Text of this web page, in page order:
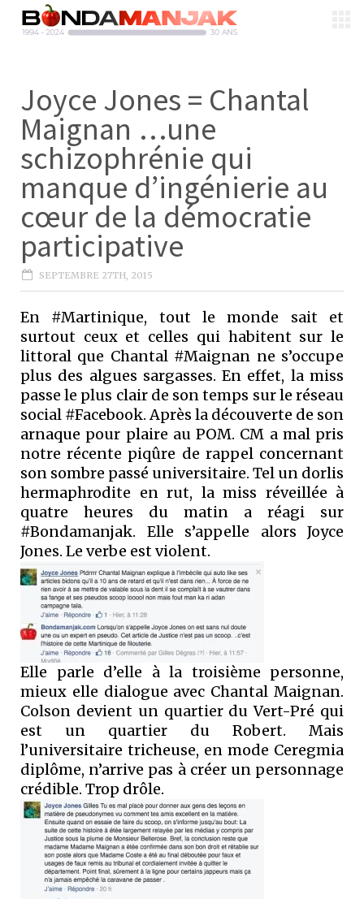
Joyce Jones = Chantal
Maignan …une
schizophrénie qui
manque d’ingénierie au
cœur de la démocratie
participative
SEPTEMBRE 27TH, 2015
En #Martinique, tout le monde sait et
surtout ceux et celles qui habitent sur le
littoral que Chantal #Maignan ne s’occupe
plus des algues sargasses. En effet, la miss
passe le plus clair de son temps sur le réseau
social #Facebook. Après la découverte de son
arnaque pour plaire au POM. CM a mal pris
notre récente piqûre de rappel concernant
son sombre passé universitaire. Tel un dorlis
hermaphrodite en rut, la miss réveillée à
quatre heures du matin a réagi sur
#Bondamanjak. Elle s’appelle alors Joyce
Jones. Le verbe est violent.
Elle parle d’elle à la troisième personne,
mieux elle dialogue avec Chantal Maignan.
Colson devient un quartier du Vert-Pré qui
est un quartier du Robert. Mais
l’universitaire tricheuse, en mode Ceregmia
diplôme, n’arrive pas à créer un personnage
crédible. Trop drôle.